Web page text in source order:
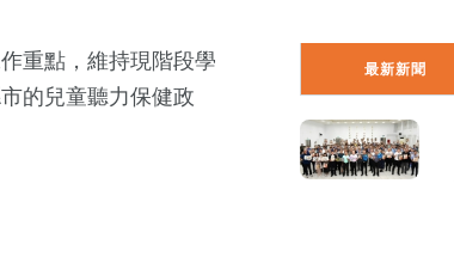
重點，維持現階段學
的兒童聽力保健政
最新新聞